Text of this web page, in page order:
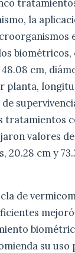
la
biométricos,
cm,
planta,
tratamientos
valores de
20.28 cm y
de
su uso